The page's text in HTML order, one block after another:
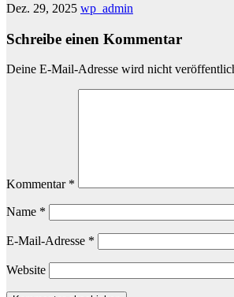
Dez. 29, 2025 wp_admin
Schreibe einen Kommentar
Deine E-Mail-Adresse wird nicht
Kommentar *
Name *
E-Mail-Adresse *
Website